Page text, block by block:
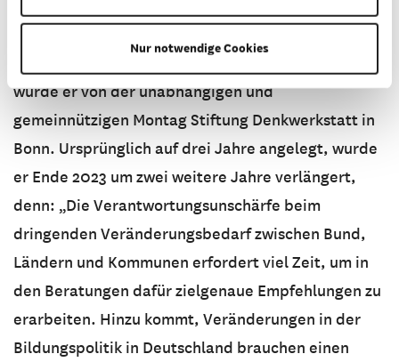
Nur notwendige Cookies
wurde er von der unabhängigen und
gemeinnützigen Montag Stiftung Denkwerkstatt in
Bonn. Ursprünglich auf drei Jahre angelegt, wurde
er Ende 2023 um zwei weitere Jahre verlängert,
denn: „Die Verantwortungsunschärfe beim
dringenden Veränderungsbedarf zwischen Bund,
Ländern und Kommunen erfordert viel Zeit, um in
den Beratungen dafür zielgenaue Empfehlungen zu
erarbeiten. Hinzu kommt, Veränderungen in der
Bildungspolitik in Deutschland brauchen einen